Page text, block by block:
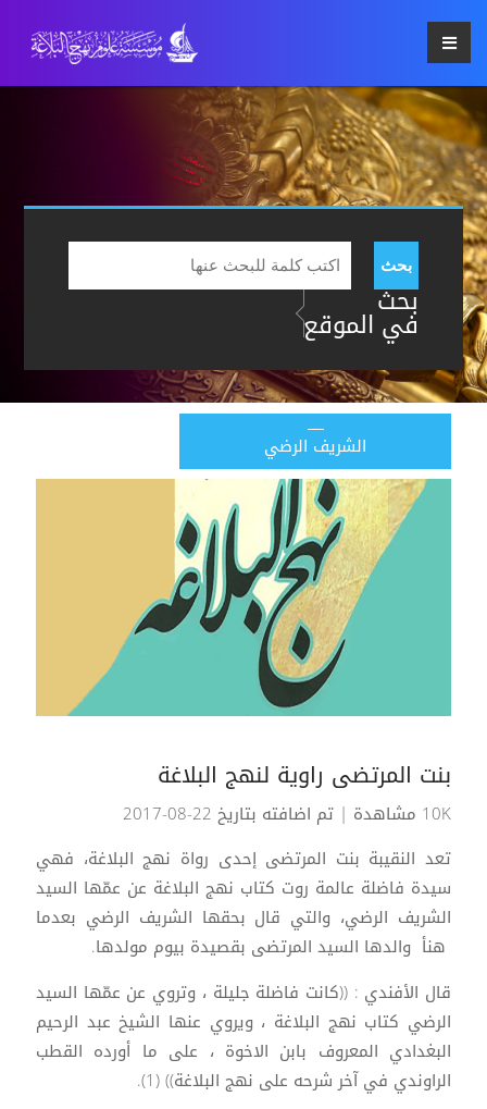
بحث
بحث
في الموقع
الشريف الرضي
بنت المرتضى راوية لنهج البلاغة
10K مشاهدة
| تم اضافته بتاريخ 22-08-2017
تعد النقيبة بنت المرتضى إحدى رواة نهج البلاغة، فهي
سيدة فاضلة عالمة روت كتاب نهج البلاغة عن عمّها السيد
الشريف الرضي، والتي قال بحقها الشريف الرضي بعدما
هنأ والدها السيد المرتضى بقصيدة بيوم مولدها.
قال الأفندي : ((كانت فاضلة جليلة ، وتروي عن عمّها السيد
الرضي كتاب نهج البلاغة ، ويروي عنها الشيخ عبد الرحيم
البغدادي المعروف بابن الاخوة ، على ما أورده القطب
الراوندي في آخر شرحه على نهج البلاغة)) (1).